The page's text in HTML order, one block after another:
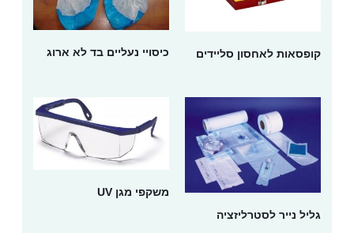
קופסאות לאחסון סליידים כיסויי נעליים בד לא ארוג
גליל נייר לסטרליזציה
משקפי מגן UV